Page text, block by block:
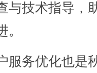
与技术指导，
。
务优化也是